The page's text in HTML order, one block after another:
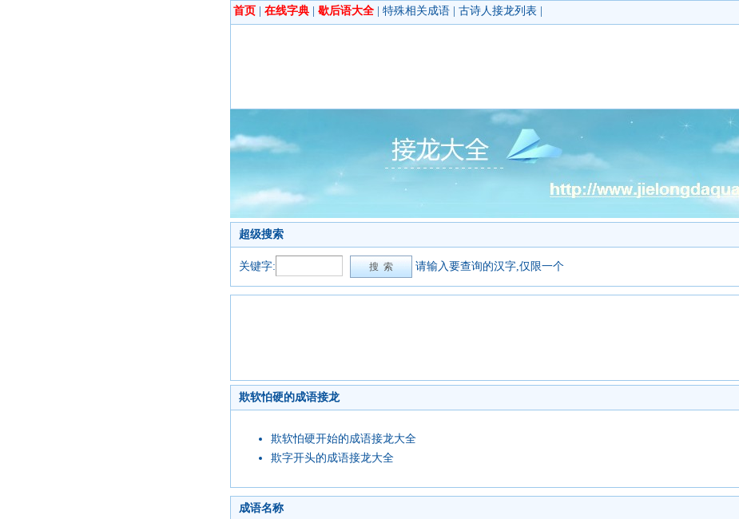
首页 在线字典 歇后语大全 特殊相关成语 古诗人接龙列表
超级搜索
关键字: 请输入要查询的汉字,仅限一个
欺软怕硬的成语接龙
欺软怕硬开始的成语接龙大全
欺字开头的成语接龙大全
成语名称